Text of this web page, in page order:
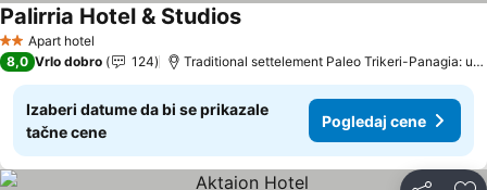
2 Zvezdice
Apart hotel
Palirria Hotel & Studios
8,0 Vrlo dobro 124 Traditional settelement Paleo Trikeri-Panagia: udaljenost 16.6 km
Izaberi datume da bi se prikazale
tačne cene
Pogledaj cene